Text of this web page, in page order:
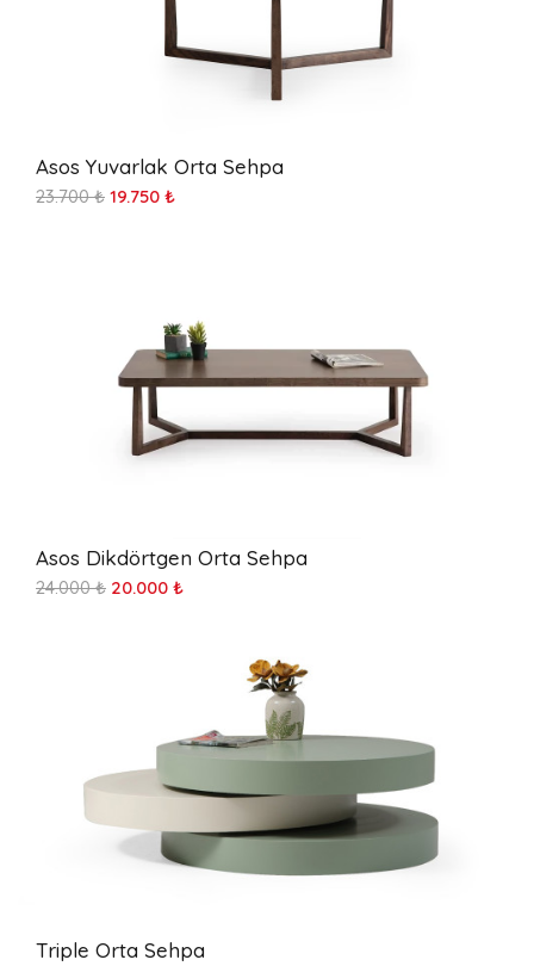
Asos Yuvarlak Orta Sehpa
23.700 ₺ 19.750 ₺
Asos Dikdörtgen Orta Sehpa
24.000 ₺ 20.000 ₺
Triple Orta Sehpa